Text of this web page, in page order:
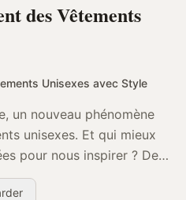
des Vêtements
Unisexes avec Style
un nouveau phénomène
unisexes. Et qui mieux
pour nous inspirer ? De
ils sont nombr...